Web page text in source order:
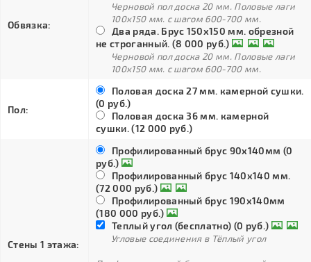
Обвязка:
Черновой пол доска 20 мм. Половые лаги
100х150 мм. с шагом 600-700 мм.
Два ряда. Брус 150х150 мм. обрезной
не строганный. (8 000 руб.)
Черновой пол доска 20 мм. Половые лаги
100х150 мм. с шагом 600-700 мм.
Пол:
Половая доска 27 мм. камерной сушки.
(0 руб.)
Половая доска 36 мм. камерной
сушки. (12 000 руб.)
Стены 1 этажа:
Профилированный брус 90х140мм (0
руб.)
Профилированный брус 140х140 мм.
(72 000 руб.)
Профилированный брус 190х140мм
(180 000 руб.)
Теплый угол (бесплатно) (0 руб.)
Угловые соединения в Тёплый угол